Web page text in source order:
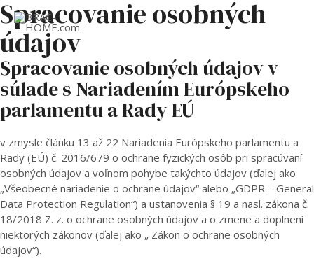
Spracovanie osobných
údajov
Spracovanie osobných údajov v
súlade s Nariadením Európskeho
parlamentu a Rady EÚ
v zmysle článku 13 až 22 Nariadenia Európskeho parlamentu a
Rady (EÚ) č. 2016/679 o ochrane fyzických osôb pri spracúvaní
osobných údajov a voľnom pohybe takýchto údajov (ďalej ako
„Všeobecné nariadenie o ochrane údajov“ alebo „GDPR – General
Data Protection Regulation“) a ustanovenia § 19 a nasl. zákona č.
18/2018 Z. z. o ochrane osobných údajov a o zmene a doplnení
niektorých zákonov (ďalej ako „ Zákon o ochrane osobných
údajov“).